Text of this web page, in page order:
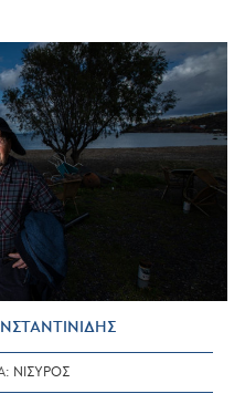
ΝΙΣΥΡΟΣ